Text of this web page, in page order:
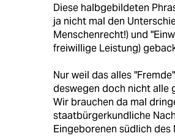
Diese halbgebildeten
ja nicht mal den
Menschenrecht!) und
freiwillige Leistung)
Nur weil das alles
deswegen doch nicht alle
Wir brauchen da mal
staatbürgerkundliche
Eingeborenen südlich des